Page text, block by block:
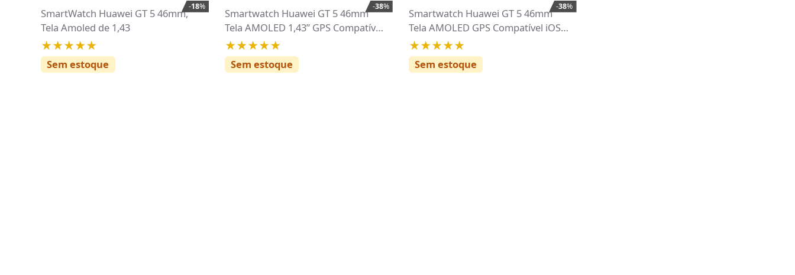
-18%
SmartWatch Huawei GT 5 46mm,
Tela Amoled de 1,43
★★★★★
Sem estoque
-38%
Smartwatch Huawei GT 5 46mm
Tela AMOLED 1,43” GPS Compatível
iOS e Android Azul Tecido
★★★★★
Sem estoque
-38%
Smartwatch Huawei GT 5 46mm
Tela AMOLED GPS Compatível iOS e
Android Marrom Couro
★★★★★
Sem estoque